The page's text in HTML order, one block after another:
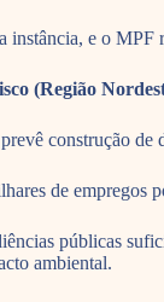
instância, e o
(Região
construção de
de empregos
públicas
ambiental.